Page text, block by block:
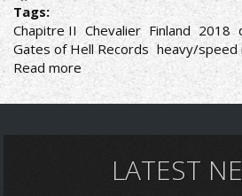
Tags:
Chapitre II Chevalier Finland 2018
Gates of Hell Records heavy/speed
Read more about
DEMO
ΗΧΟΣ,
LATEST